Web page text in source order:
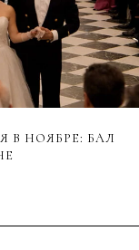
НОЯБРЕ: БАЛ